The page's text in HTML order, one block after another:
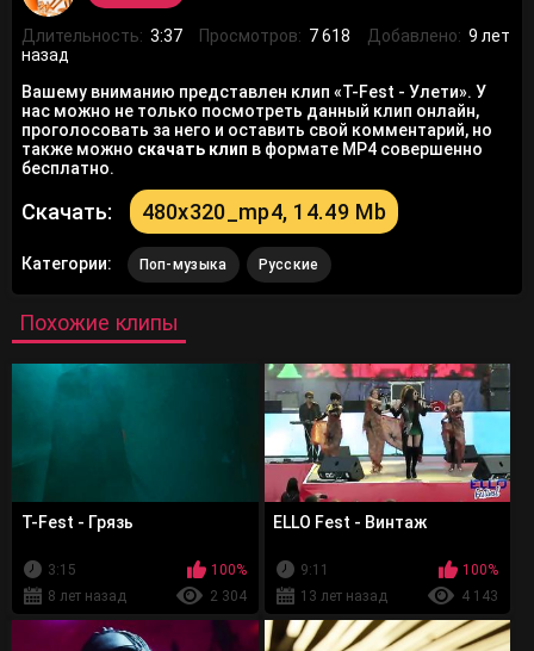
Длительность: 3:37 Просмотров: 7 618 Добавлено: 9 лет
назад
Вашему вниманию представлен клип «T-Fest - Улети». У
нас можно не только посмотреть данный клип онлайн,
проголосовать за него и оставить свой комментарий, но
также можно скачать клип в формате MP4 совершенно
бесплатно.
Скачать: 480x320_mp4, 14.49 Mb
Категории: Поп-музыка Русские
Похожие клипы
T-Fest - Грязь
3:15
100%
8 лет назад
2 304
ELLO Fest - Винтаж
9:11
100%
13 лет назад
4 143